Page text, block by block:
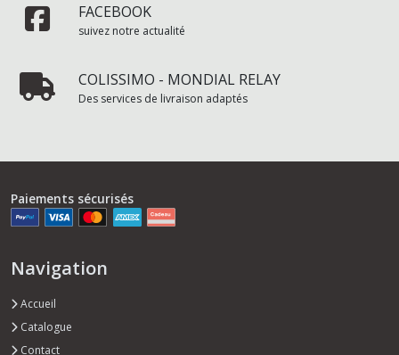
FACEBOOK
suivez notre actualité
COLISSIMO - MONDIAL RELAY
Des services de livraison adaptés
Paiements sécurisés
Navigation
Accueil
Catalogue
Contact